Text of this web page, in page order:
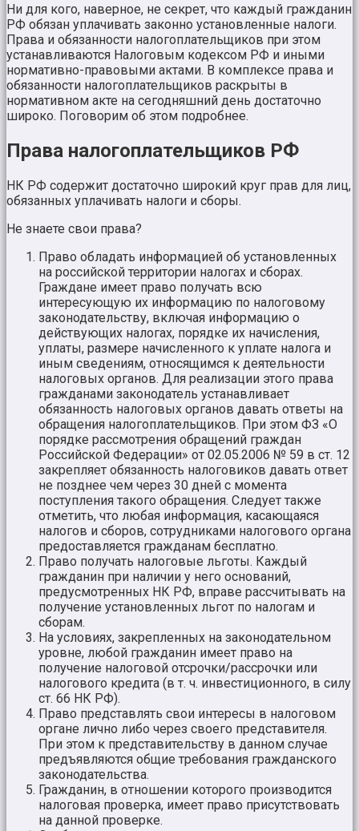
Ни для кого, наверное, не секрет, что каждый гражданин
РФ обязан уплачивать законно установленные налоги.
Права и обязанности налогоплательщиков при этом
устанавливаются Налоговым кодексом РФ и иными
нормативно-правовыми актами. В комплексе права и
обязанности налогоплательщиков раскрыты в
нормативном акте на сегодняшний день достаточно
широко. Поговорим об этом подробнее.
Права налогоплательщиков РФ
НК РФ содержит достаточно широкий круг прав для лиц,
обязанных уплачивать налоги и сборы.
Не знаете свои права?
Право обладать информацией об установленных
на российской территории налогах и сборах.
Граждане имеет право получать всю
интересующую их информацию по налоговому
законодательству, включая информацию о
действующих налогах, порядке их начисления,
уплаты, размере начисленного к уплате налога и
иным сведениям, относящимся к деятельности
налоговых органов. Для реализации этого права
гражданами законодатель устанавливает
обязанность налоговых органов давать ответы на
обращения налогоплательщиков. При этом ФЗ «О
порядке рассмотрения обращений граждан
Российской Федерации» от 02.05.2006 № 59 в ст. 12
закрепляет обязанность налоговиков давать ответ
не позднее чем через 30 дней с момента
поступления такого обращения. Следует также
отметить, что любая информация, касающаяся
налогов и сборов, сотрудниками налогового органа
предоставляется гражданам бесплатно.
Право получать налоговые льготы. Каждый
гражданин при наличии у него оснований,
предусмотренных НК РФ, вправе рассчитывать на
получение установленных льгот по налогам и
сборам.
На условиях, закрепленных на законодательном
уровне, любой гражданин имеет право на
получение налоговой отсрочки/рассрочки или
налогового кредита (в т. ч. инвестиционного, в силу
ст. 66 НК РФ).
Право представлять свои интересы в налоговом
органе лично либо через своего представителя.
При этом к представительству в данном случае
предъявляются общие требования гражданского
законодательства.
Гражданин, в отношении которого производится
налоговая проверка, имеет право присутствовать
на данной проверке.